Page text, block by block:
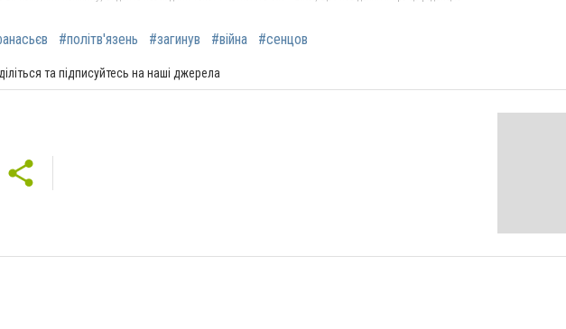
#політв'язень #загинув #війна #сенцов
та підписуйтесь на наші джерела